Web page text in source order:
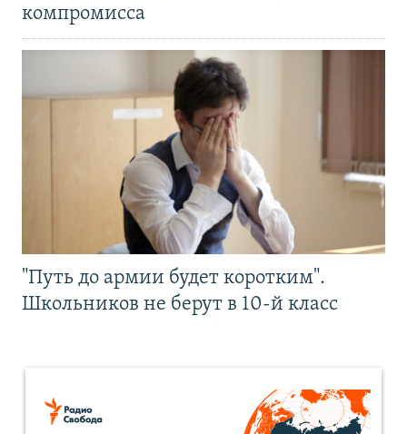
компромисса
"Путь до армии будет коротким".
Школьников не берут в 10-й класс